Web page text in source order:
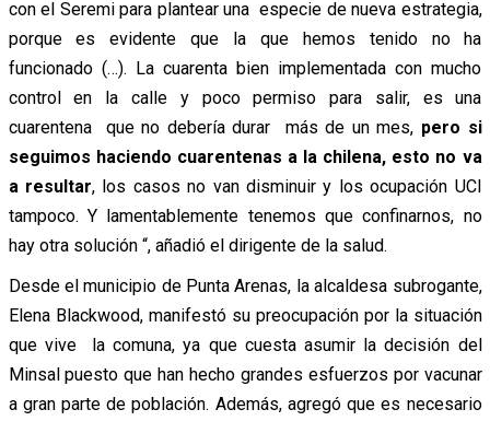
con el Seremi para plantear una especie de nueva estrategia,
porque es evidente que la que hemos tenido no ha
funcionado (…). La cuarenta bien implementada con mucho
control en la calle y poco permiso para salir, es una
cuarentena que no debería durar más de un mes, pero si
seguimos haciendo cuarentenas a la chilena, esto no va
a resultar, los casos no van disminuir y los ocupación UCI
tampoco. Y lamentablemente tenemos que confinarnos, no
hay otra solución “, añadió el dirigente de la salud.
Desde el municipio de Punta Arenas, la alcaldesa subrogante,
Elena Blackwood, manifestó su preocupación por la situación
que vive la comuna, ya que cuesta asumir la decisión del
Minsal puesto que han hecho grandes esfuerzos por vacunar
a gran parte de población. Además, agregó que es necesario